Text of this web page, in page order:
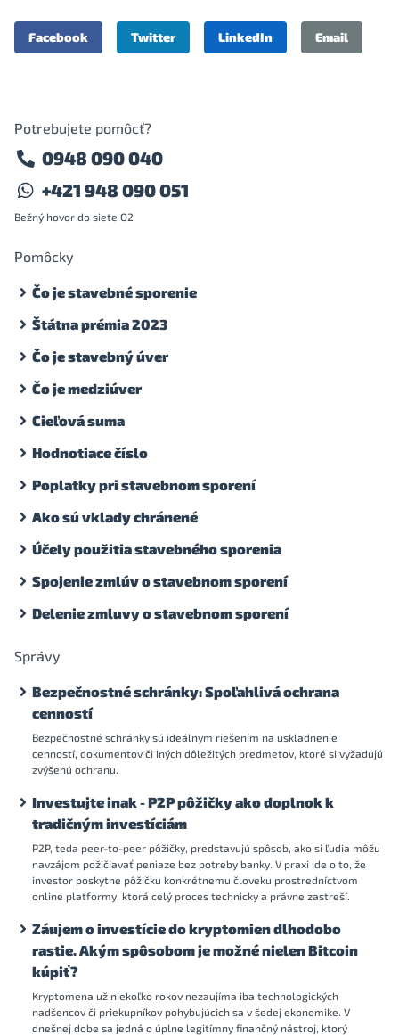
Facebook Twitter LinkedIn Email
Potrebujete pomôcť?
0948 090 040
+421 948 090 051
Bežný hovor do siete O2
Pomôcky
Čo je stavebné sporenie
Štátna prémia 2023
Čo je stavebný úver
Čo je medziúver
Cieľová suma
Hodnotiace číslo
Poplatky pri stavebnom sporení
Ako sú vklady chránené
Účely použitia stavebného sporenia
Spojenie zmlúv o stavebnom sporení
Delenie zmluvy o stavebnom sporení
Správy
Bezpečnostné schránky: Spoľahlivá ochrana
cenností
Bezpečnostné schránky sú ideálnym riešením na uskladnenie
cenností, dokumentov či iných dôležitých predmetov, ktoré si vyžadujú
zvýšenú ochranu.
Investujte inak - P2P pôžičky ako doplnok k
tradičným investíciám
P2P, teda peer-to-peer pôžičky, predstavujú spôsob, ako si ľudia môžu
navzájom požičiavať peniaze bez potreby banky. V praxi ide o to, že
investor poskytne pôžičku konkrétnemu človeku prostredníctvom
online platformy, ktorá celý proces technicky a právne zastreší.
Záujem o investície do kryptomien dlhodobo
rastie. Akým spôsobom je možné nielen Bitcoin
kúpiť?
Kryptomena už niekoľko rokov nezaujíma iba technologických
nadšencov či priekupníkov pohybujúcich sa v šedej ekonomike. V
dnešnej dobe sa jedná o úplne legitímny finančný nástroj, ktorý